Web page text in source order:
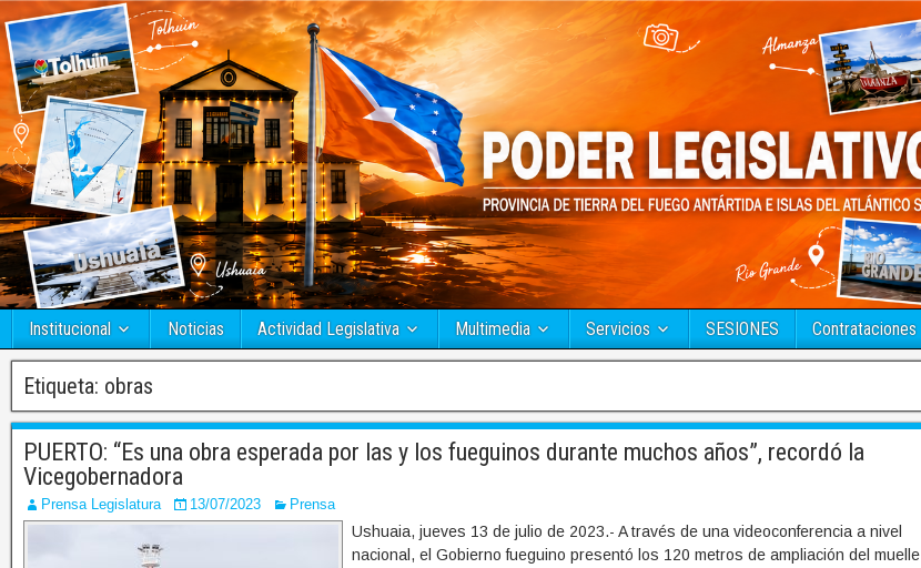
Institucional Noticias Actividad Legislativa Multimedia Servicios SESIONES Contrataciones
Etiqueta: obras
PUERTO: “Es una obra esperada por las y los fueguinos durante muchos años”, recordó la
Vicegobernadora
Prensa Legislatura 13/07/2023 Prensa
Ushuaia, jueves 13 de julio de 2023.- A través de una videoconferencia a nivel
nacional, el Gobierno fueguino presentó los 120 metros de ampliación del muelle